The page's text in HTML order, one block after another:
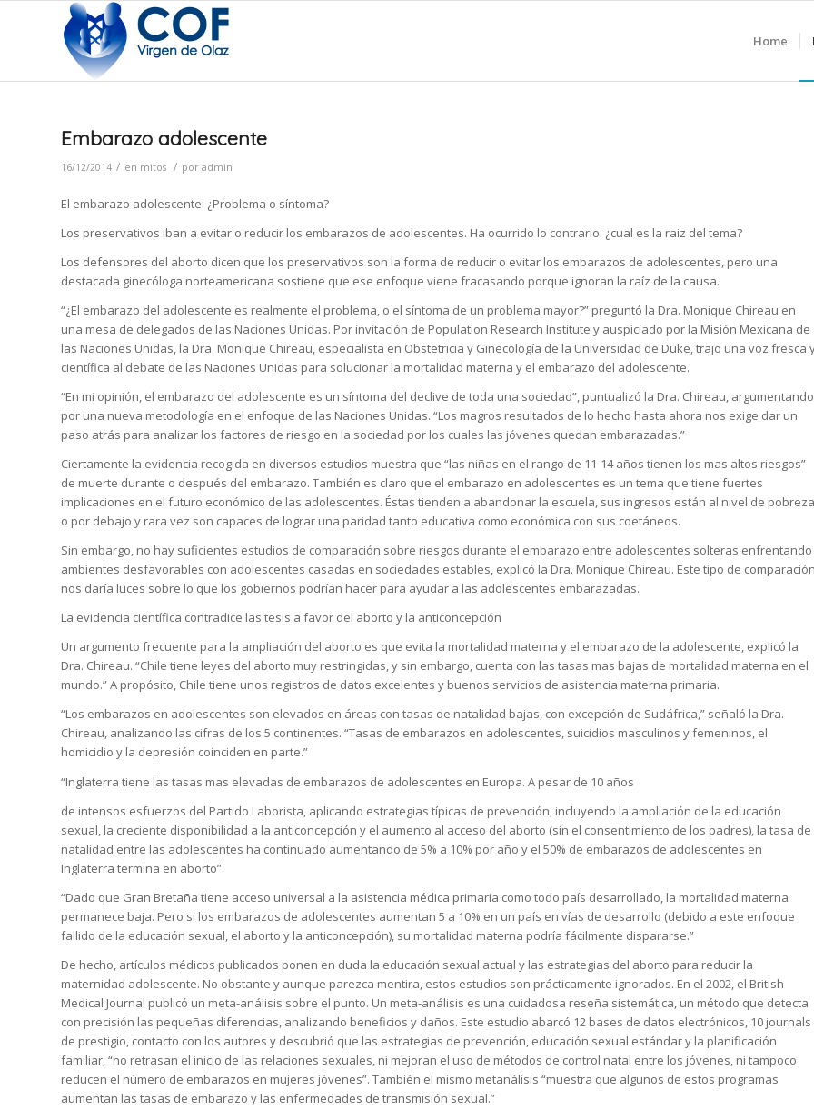
Home
Embarazo adolescente
16/12/2014 / en mitos / por admin
El embarazo adolescente: ¿Problema o síntoma?
Los preservativos iban a evitar o reducir los embarazos de adolescentes. Ha ocurrido lo contrario. ¿cual es la raiz del tema?
Los defensores del aborto dicen que los preservativos son la forma de reducir o evitar los embarazos de adolescentes, pero una
destacada ginecóloga norteamericana sostiene que ese enfoque viene fracasando porque ignoran la raíz de la causa.
“¿El embarazo del adolescente es realmente el problema, o el síntoma de un problema mayor?” preguntó la Dra. Monique Chireau en
una mesa de delegados de las Naciones Unidas. Por invitación de Population Research Institute y auspiciado por la Misión Mexicana de
las Naciones Unidas, la Dra. Monique Chireau, especialista en Obstetricia y Ginecología de la Universidad de Duke, trajo una voz fresca
científica al debate de las Naciones Unidas para solucionar la mortalidad materna y el embarazo del adolescente.
“En mi opinión, el embarazo del adolescente es un síntoma del declive de toda una sociedad”, puntualizó la Dra. Chireau, argumentando
por una nueva metodología en el enfoque de las Naciones Unidas. “Los magros resultados de lo hecho hasta ahora nos exige dar un
paso atrás para analizar los factores de riesgo en la sociedad por los cuales las jóvenes quedan embarazadas.”
Ciertamente la evidencia recogida en diversos estudios muestra que “las niñas en el rango de 11-14 años tienen los mas altos riesgos”
de muerte durante o después del embarazo. También es claro que el embarazo en adolescentes es un tema que tiene fuertes
implicaciones en el futuro económico de las adolescentes. Éstas tienden a abandonar la escuela, sus ingresos están al nivel de pobreza
o por debajo y rara vez son capaces de lograr una paridad tanto educativa como económica con sus coetáneos.
Sin embargo, no hay suficientes estudios de comparación sobre riesgos durante el embarazo entre adolescentes solteras enfrentando
ambientes desfavorables con adolescentes casadas en sociedades estables, explicó la Dra. Monique Chireau. Este tipo de comparación
nos daría luces sobre lo que los gobiernos podrían hacer para ayudar a las adolescentes embarazadas.
La evidencia científica contradice las tesis a favor del aborto y la anticoncepción
Un argumento frecuente para la ampliación del aborto es que evita la mortalidad materna y el embarazo de la adolescente, explicó la
Dra. Chireau. “Chile tiene leyes del aborto muy restringidas, y sin embargo, cuenta con las tasas mas bajas de mortalidad materna en el
mundo.” A propósito, Chile tiene unos registros de datos excelentes y buenos servicios de asistencia materna primaria.
“Los embarazos en adolescentes son elevados en áreas con tasas de natalidad bajas, con excepción de Sudáfrica,” señaló la Dra.
Chireau, analizando las cifras de los 5 continentes. “Tasas de embarazos en adolescentes, suicidios masculinos y femeninos, el
homicidio y la depresión coinciden en parte.”
“Inglaterra tiene las tasas mas elevadas de embarazos de adolescentes en Europa. A pesar de 10 años
de intensos esfuerzos del Partido Laborista, aplicando estrategias típicas de prevención, incluyendo la ampliación de la educación
sexual, la creciente disponibilidad a la anticoncepción y el aumento al acceso del aborto (sin el consentimiento de los padres), la tasa de
natalidad entre las adolescentes ha continuado aumentando de 5% a 10% por año y el 50% de embarazos de adolescentes en
Inglaterra termina en aborto”.
“Dado que Gran Bretaña tiene acceso universal a la asistencia médica primaria como todo país desarrollado, la mortalidad materna
permanece baja. Pero si los embarazos de adolescentes aumentan 5 a 10% en un país en vías de desarrollo (debido a este enfoque
fallido de la educación sexual, el aborto y la anticoncepción), su mortalidad materna podría fácilmente dispararse.”
De hecho, artículos médicos publicados ponen en duda la educación sexual actual y las estrategias del aborto para reducir la
maternidad adolescente. No obstante y aunque parezca mentira, estos estudios son prácticamente ignorados. En el 2002, el British
Medical Journal publicó un meta-análisis sobre el punto. Un meta-análisis es una cuidadosa reseña sistemática, un método que detecta
con precisión las pequeñas diferencias, analizando beneficios y daños. Este estudio abarcó 12 bases de datos electrónicos, 10 journals
de prestigio, contacto con los autores y descubrió que las estrategias de prevención, educación sexual estándar y la planificación
familiar, “no retrasan el inicio de las relaciones sexuales, ni mejoran el uso de métodos de control natal entre los jóvenes, ni tampoco
reducen el número de embarazos en mujeres jóvenes”. También el mismo metanálisis “muestra que algunos de estos programas
aumentan las tasas de embarazo y las enfermedades de transmisión sexual.”